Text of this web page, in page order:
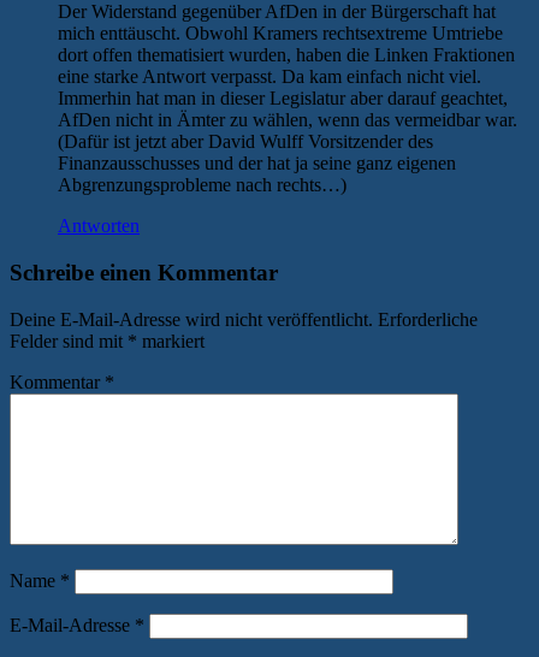
Der Widerstand gegenüber AfDen in der Bürgerschaft hat
mich enttäuscht. Obwohl Kramers rechtsextreme Umtriebe
dort offen thematisiert wurden, haben die Linken Fraktionen
eine starke Antwort verpasst. Da kam einfach nicht viel.
Immerhin hat man in dieser Legislatur aber darauf geachtet,
AfDen nicht in Ämter zu wählen, wenn das vermeidbar war.
(Dafür ist jetzt aber David Wulff Vorsitzender des
Finanzausschusses und der hat ja seine ganz eigenen
Abgrenzungsprobleme nach rechts…)
Antworten
Schreibe einen Kommentar
Deine E-Mail-Adresse wird nicht veröffentlicht. Erforderliche
Felder sind mit * markiert
Kommentar *
Name *
E-Mail-Adresse *